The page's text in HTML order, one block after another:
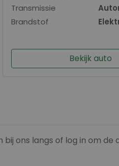
Transmissie
Brandstof
Bekijk auto
bij ons langs of log in om